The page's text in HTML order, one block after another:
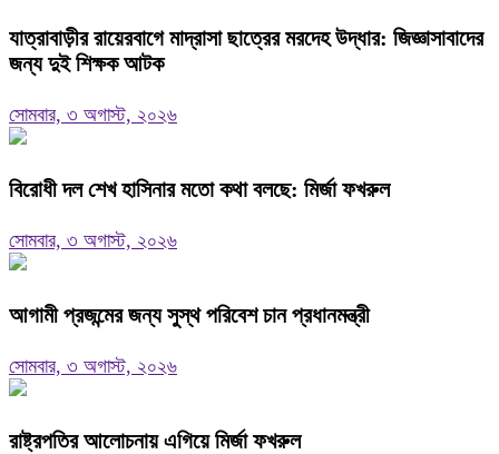
যাত্রাবাড়ীর রায়েরবাগে মাদ্রাসা ছাত্রের মরদেহ উদ্ধার: জিজ্ঞাসাবাদের
জন্য দুই শিক্ষক আটক
সোমবার, ৩ অগাস্ট, ২০২৬
বিরোধী দল শেখ হাসিনার মতো কথা বলছে: মির্জা ফখরুল
সোমবার, ৩ অগাস্ট, ২০২৬
আগামী প্রজন্মের জন্য সুস্থ পরিবেশ চান প্রধানমন্ত্রী
সোমবার, ৩ অগাস্ট, ২০২৬
রাষ্ট্রপতির আলোচনায় এগিয়ে মির্জা ফখরুল